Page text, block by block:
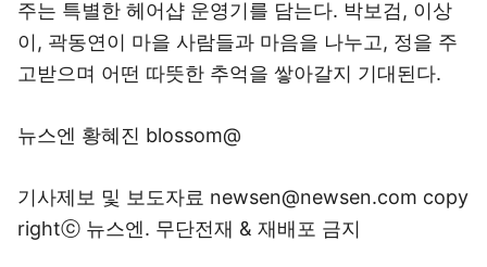
주는 특별한 헤어샵 운영기를 담는다. 박보검, 이상
이, 곽동연이 마을 사람들과 마음을 나누고, 정을 주
고받으며 어떤 따뜻한 추억을 쌓아갈지 기대된다.
뉴스엔 황혜진 blossom@
기사제보 및 보도자료 newsen@newsen.com copy
rightⓒ 뉴스엔. 무단전재 & 재배포 금지